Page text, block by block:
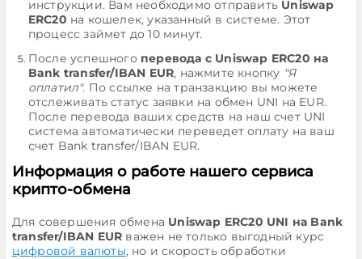
инструкции. Вам необходимо отправить Uniswap
ERC20 на кошелек, указанный в системе. Этот
процесс займет до 10 минут.
После успешного перевода с Uniswap ERC20 на
Bank transfer/IBAN EUR, нажмите кнопку "Я
оплатил". По ссылке на транзакцию вы можете
отслеживать статус заявки на обмен UNI на EUR.
После перевода ваших средств на наш счет UNI
система автоматически переведет оплату на ваш
счет Bank transfer/IBAN EUR.
Информация о работе нашего сервиса
крипто-обмена
Для совершения обмена Uniswap ERC20 UNI на Bank
transfer/IBAN EUR важен не только выгодный курс
цифровой валюты, но и скорость обработки